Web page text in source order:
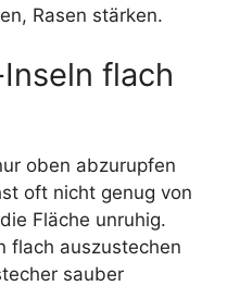
Rasen stärken.
flach
oben abzurupfen
oft nicht genug von
Fläche unruhig.
flach auszustechen
sauber